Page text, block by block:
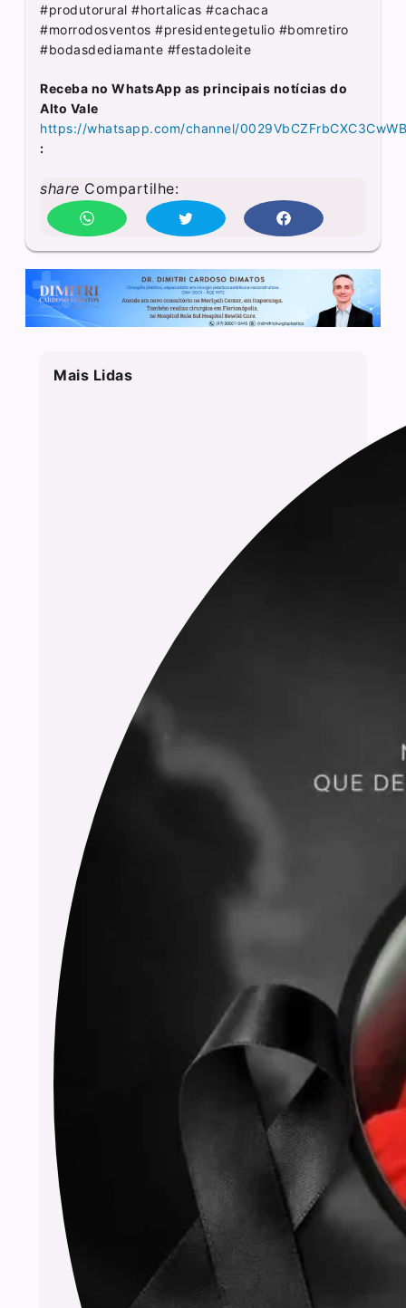
#produtorural #hortalicas #cachaca
#morrodosventos #presidentegetulio #bomretiro
#bodasdediamante #festadoleite
Receba no WhatsApp as principais notícias do
Alto Vale
https://whatsapp.com/channel/
:
share Compartilhe:
Mais Lidas